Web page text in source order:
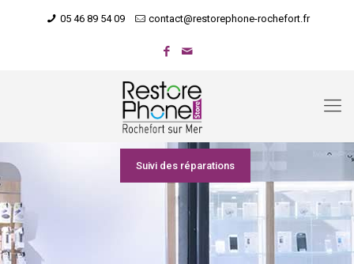
05 46 89 54 09 contact@restorephone-rochefort.fr
Suivi des réparations